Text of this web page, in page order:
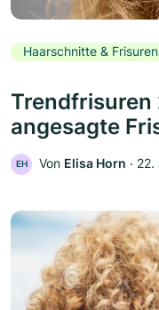
Haarschnitte & Frisuren
Trendfrisuren
angesagte
EH Von Elisa Horn ‧ 22.